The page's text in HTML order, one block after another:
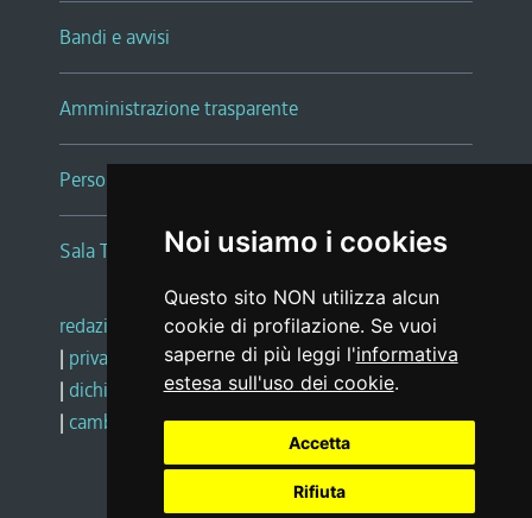
Noi usiamo i cookies
Questo sito NON utilizza alcun
cookie di profilazione. Se vuoi
saperne di più leggi l'informativa
estesa sull'uso dei cookie.
Accetta
Rifiuta
Bandi e avvisi
Amministrazione trasparente
Persone e Uffici
Sala Tiziano Tessitori
redazione web |note legali |glossario
| privacy
social media policy
| dichiarazione di accessibilità |feedback
| cambio preferenze cookie
Realizzato da